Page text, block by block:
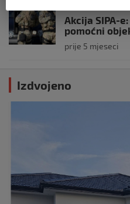
Akcija SIPA-
pomoćni
prije 5 mjeseci
Izdvojeno